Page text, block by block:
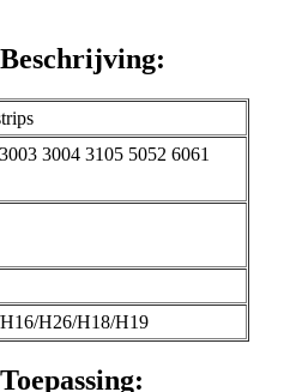
3004 3105 5052 6061
H26/H18/H19